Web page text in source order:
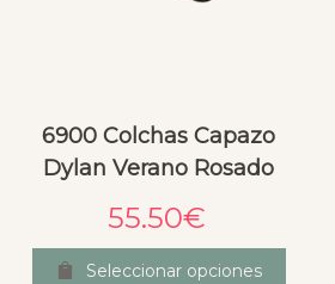
6900 Colchas Capazo
Dylan Verano Rosado
55.50€
Seleccionar opciones